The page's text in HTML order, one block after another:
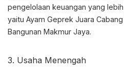
pengelolaan keuangan yang
yaitu Ayam Geprek Juara
Bangunan Makmur Jaya.
3. Usaha Menengah